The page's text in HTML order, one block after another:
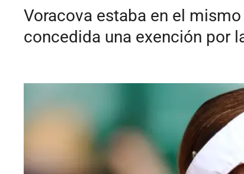
Voracova estaba en el
concedida una exención por